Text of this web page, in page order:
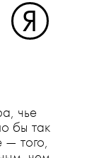
Я
чье
бы так
— того,